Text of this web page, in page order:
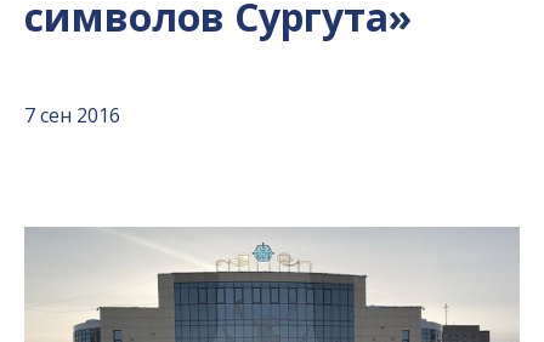
символов Сургута»
7 сен 2016